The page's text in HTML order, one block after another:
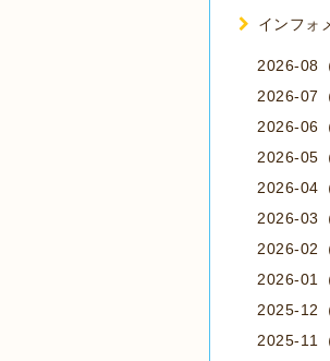
インフォ
2026-08
2026-07
2026-06
2026-05
2026-04
2026-03
2026-02
2026-01
2025-12
2025-11